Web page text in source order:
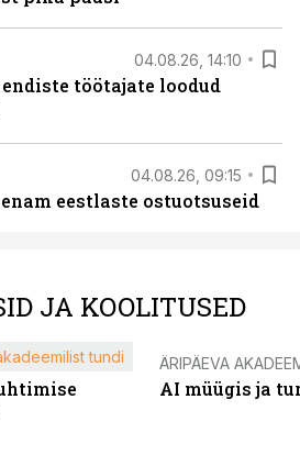
04.08.26, 14:10
töötajate loodud
04.08.26, 09:15
eestlaste ostuotsuseid
JA KOOLITUSED
tundi ÄRIPÄEVA
AI müügis ja